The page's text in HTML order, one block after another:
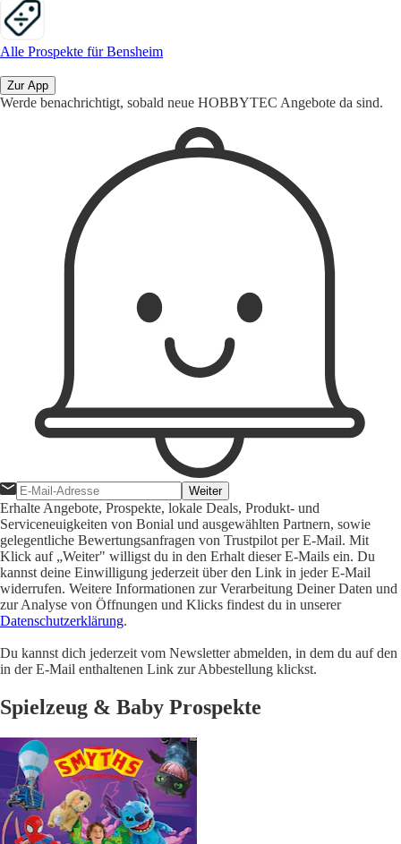
Alle Prospekte für Bensheim
Zur App
Werde benachrichtigt, sobald neue HOBBYTEC Angebote da sind.
Weiter
Erhalte Angebote, Prospekte, lokale Deals, Produkt- und
Serviceneuigkeiten von Bonial und ausgewählten Partnern, sowie
gelegentliche Bewertungsanfragen von Trustpilot per E-Mail. Mit
Klick auf „Weiter" willigst du in den Erhalt dieser E-Mails ein. Du
kannst deine Einwilligung jederzeit über den Link in jeder E-Mail
widerrufen. Weitere Informationen zur Verarbeitung Deiner Daten und
zur Analyse von Öffnungen und Klicks findest du in unserer
Datenschutzerklärung.
Du kannst dich jederzeit vom Newsletter abmelden, in dem du auf den
in der E-Mail enthaltenen Link zur Abbestellung klickst.
Spielzeug & Baby Prospekte